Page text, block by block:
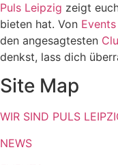
Puls Leipzig zeigt
bieten hat. Von Events
den angesagtesten
denkst, lass dich
Site Map
WIR SIND PULS
NEWS